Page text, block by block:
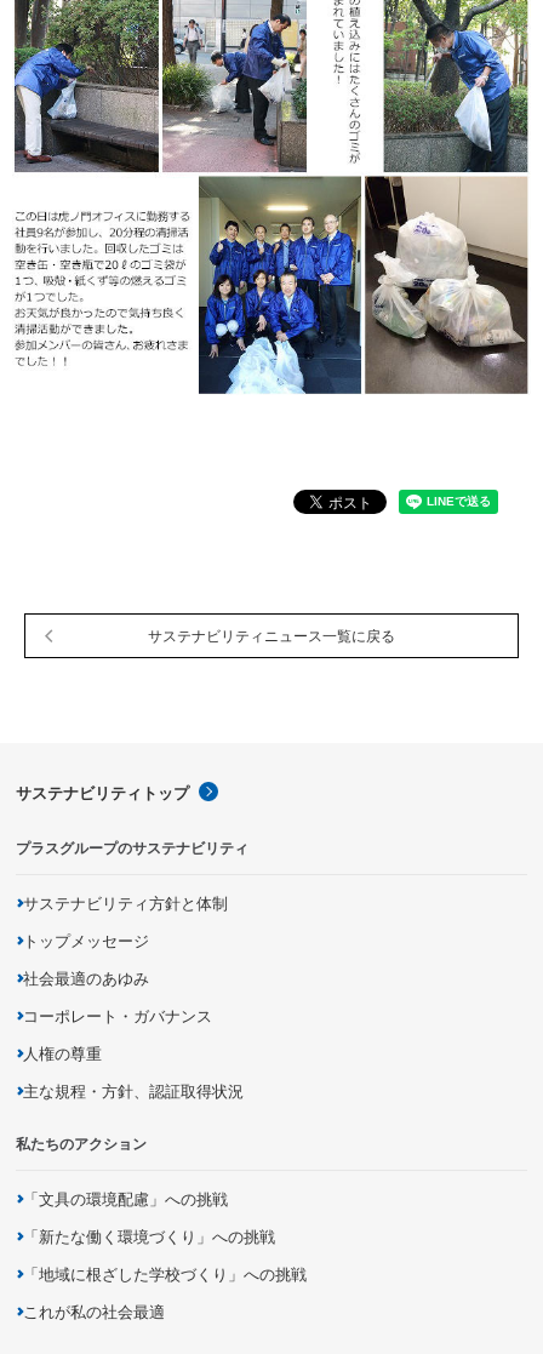
社会に満足を。
地球環境に満足を。
強くしなやかな組織を築く。
サステナビリティ関連データ
数字でわかるプラスグループ
ESGパフォーマンスデータ
第三者保証
社外からの評価
ニュースリリースサステナビリティニュース一覧に戻る
サステナビリティトップ
プラスグループのサステナビリティ
サステナビリティ方針と体制
トップメッセージ
社会最適のあゆみ
コーポレート・ガバナンス
人権の尊重
主な規程・方針、認証取得状況
私たちのアクション
「文具の環境配慮」への挑戦
「新たな働く環境づくり」への挑戦
「地域に根ざした学校づくり」への挑戦
これが私の社会最適